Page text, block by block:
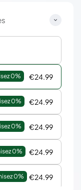
0% €24.99
0% €24.99
0% €24.99
0% €24.99
0% €24.99